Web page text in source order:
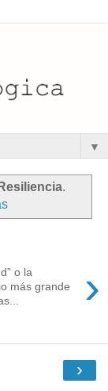
▼
Resiliencia.
›
o la
más grande
›